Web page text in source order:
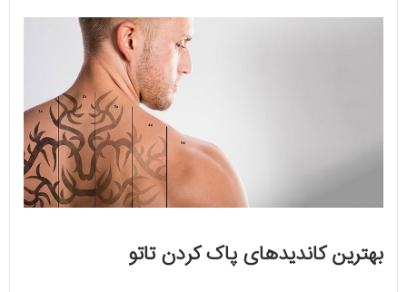
بهترین کاندیدهای پاک کردن تاتو